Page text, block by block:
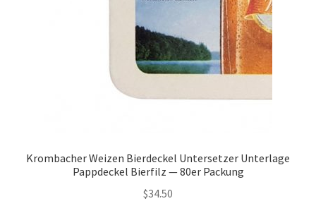
Krombacher Weizen Bierdeckel Untersetzer Unterlage
Pappdeckel Bierfilz — 80er Packung
$34.50